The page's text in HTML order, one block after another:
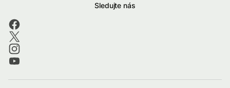
Sledujte nás